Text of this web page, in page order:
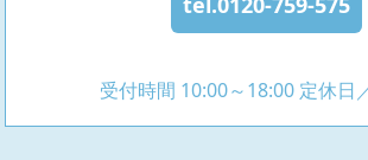
受付時間 10:00～18:00 定休日